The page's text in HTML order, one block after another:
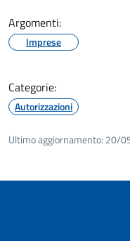
Argomenti:
Imprese
Categorie:
Autorizzazioni
Ultimo aggiornamento: 20/